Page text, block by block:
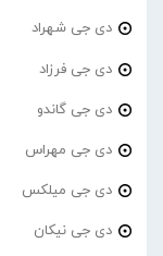
دی جی شهراد
دی جی فرزاد
دی جی گاندو
دی جی مهراس
دی جی میلکس
دی جی نیکان